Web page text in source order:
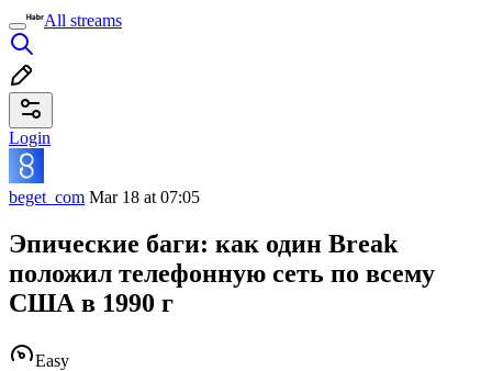
All streams
Login
beget_com Mar 18 at 07:05
Эпические баги: как один Break
положил телефонную сеть по всему
США в 1990 г
Easy